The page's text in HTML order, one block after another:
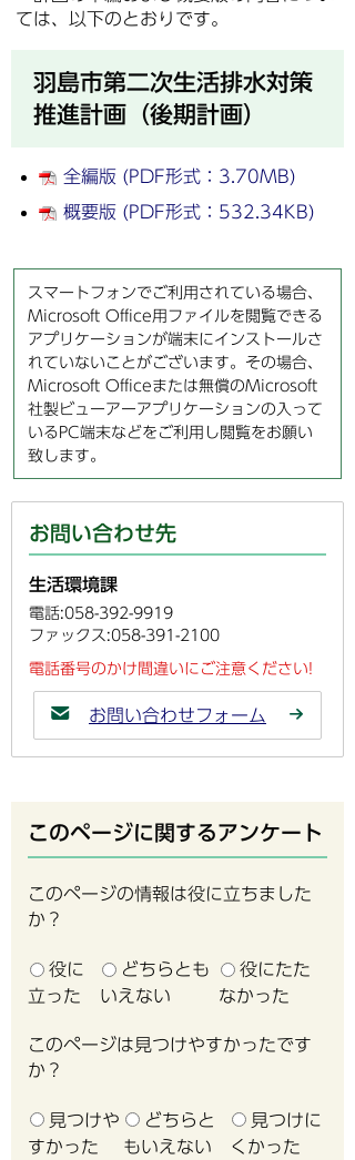
ては、以下のとおりです。
羽島市第二次生活排水対策
推進計画（後期計画）
全編版 (PDF形式：3.70MB)
概要版 (PDF形式：532.34KB)
スマートフォンでご利用されている場合、
Microsoft Office用ファイルを閲覧できる
アプリケーションが端末にインストールさ
れていないことがございます。その場合、
Microsoft Officeまたは無償のMicrosoft
社製ビューアーアプリケーションの入って
いるPC端末などをご利用し閲覧をお願い
致します。
お問い合わせ先
生活環境課
電話:058-392-9919
ファックス:058-391-2100
電話番号のかけ間違いにご注意ください!
お問い合わせフォーム
このページに関するアンケート
このページの情報は役に立ちました
か？
役に
立った
どちらとも
いえない
役にたた
なかった
このページは見つけやすかったです
か？
見つけや
すかった
どちらと
もいえない
見つけに
くかった